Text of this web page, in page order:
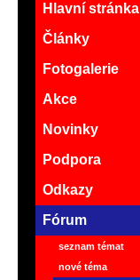
Hlavní stránka
Články
Fotogalerie
Akce
Novinky
Podpora
Odkazy
Fórum
seznam témat
nové téma